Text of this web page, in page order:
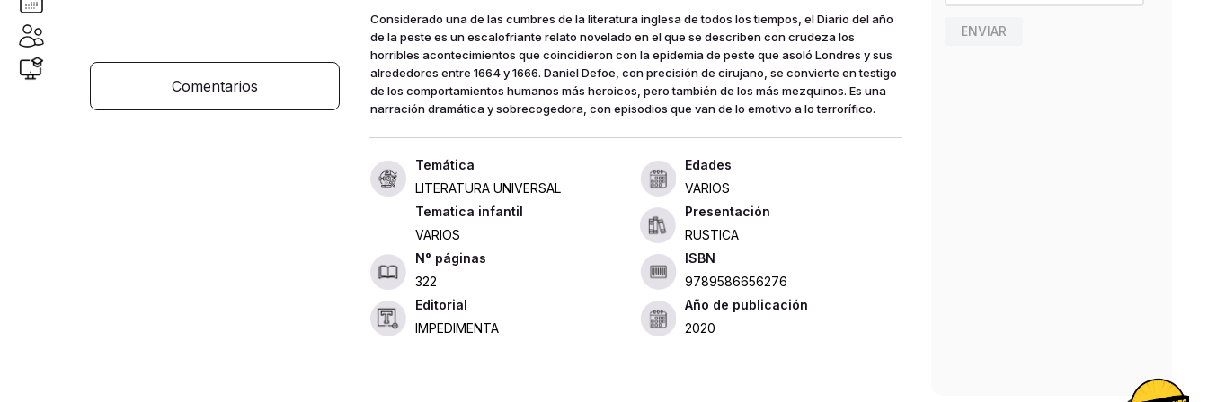
Considerado una de las cumbres de la literatura inglesa de todos los tiempos, el Diario del año
de la peste es un escalofriante relato novelado en el que se describen con crudeza los
horribles acontecimientos que coincidieron con la epidemia de peste que asoló Londres y sus
alrededores entre 1664 y 1666. Daniel Defoe, con precisión de cirujano, se convierte en testigo
de los comportamientos humanos más heroicos, pero también de los más mezquinos. Es una
narración dramática y sobrecogedora, con episodios que van de lo emotivo a lo terrorífico.
LITERATURA UNIVERSAL
Edades
VARIOS
Tematica infantil
VARIOS
Presentación
RUSTICA
322
ISBN
9789586656276
Editorial
IMPEDIMENTA
Año de publicación
2020
ENVIAR